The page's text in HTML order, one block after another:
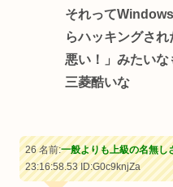
それって
らハッキングさ
悪い！」みたいな
三菱酷いな
26 名前:一般よりも上級の名無し
23:16:58.53ID:G0c9knjZa